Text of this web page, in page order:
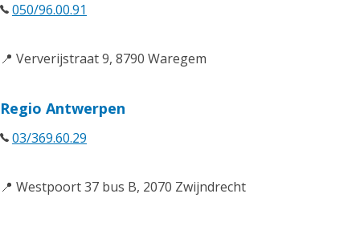
050/96.00.91
📍 Ververijstraat 9, 8790 Waregem
Regio Antwerpen
03/369.60.29
📍 Westpoort 37 bus B, 2070 Zwijndrecht